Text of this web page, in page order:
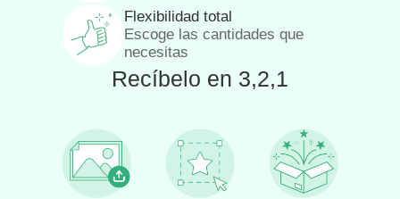
Flexibilidad total
Escoge las cantidades que
necesitas
Recíbelo en 3,2,1